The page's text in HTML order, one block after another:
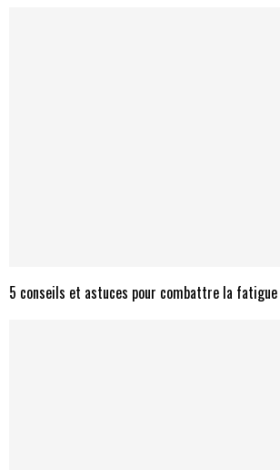
5 conseils et astuces pour combattre la